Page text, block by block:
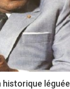
léguée